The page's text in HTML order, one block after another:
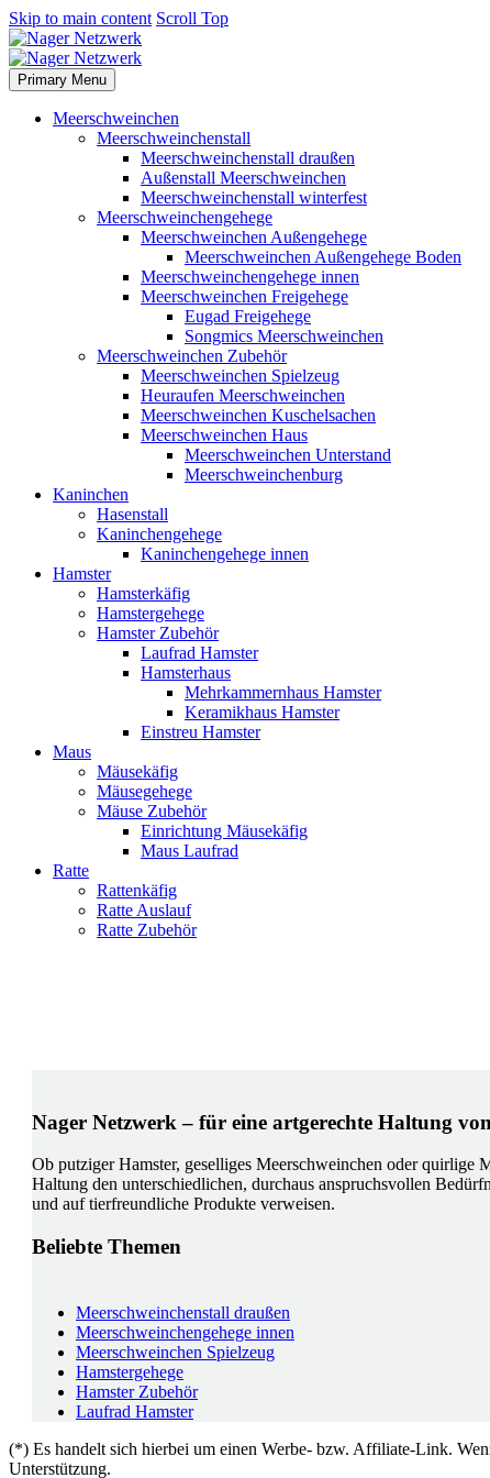
Skip to main content Scroll Top
Primary Menu
Meerschweinchen
Meerschweinchenstall
Meerschweinchenstall draußen
Außenstall Meerschweinchen
Meerschweinchenstall winterfest
Meerschweinchengehege
Meerschweinchen Außengehege
Meerschweinchen Außengehege Boden
Meerschweinchengehege innen
Meerschweinchen Freigehege
Eugad Freigehege
Songmics Meerschweinchen
Meerschweinchen Zubehör
Meerschweinchen Spielzeug
Heuraufen Meerschweinchen
Meerschweinchen Kuschelsachen
Meerschweinchen Haus
Meerschweinchen Unterstand
Meerschweinchenburg
Kaninchen
Hasenstall
Kaninchengehege
Kaninchengehege innen
Hamster
Hamsterkäfig
Hamstergehege
Hamster Zubehör
Laufrad Hamster
Hamsterhaus
Mehrkammernhaus Hamster
Keramikhaus Hamster
Einstreu Hamster
Maus
Mäusekäfig
Mäusegehege
Mäuse Zubehör
Einrichtung Mäusekäfig
Maus Laufrad
Ratte
Rattenkäfig
Ratte Auslauf
Ratte Zubehör
Nager Netzwerk – für eine artgerechte Haltung
Ob putziger Hamster, geselliges Meerschweinchen oder quirlige
Haltung den unterschiedlichen, durchaus anspruchsvollen
und auf tierfreundliche Produkte verweisen.
Beliebte Themen
Meerschweinchenstall draußen
Meerschweinchengehege innen
Meerschweinchen Spielzeug
Hamstergehege
Hamster Zubehör
Laufrad Hamster
(*) Es handelt sich hierbei um einen Werbe- bzw. Affiliate-Link.
Unterstützung.